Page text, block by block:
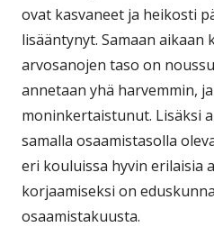
ovat kasvaneet ja heikosti
lisääntynyt. Samaan
arvosanojen taso on
annetaan yhä harvemmin,
moninkertaistunut. Lisäksi
samalla osaamistasolla
eri kouluissa hyvin erilaisia
korjaamiseksi on
osaamistakuusta.